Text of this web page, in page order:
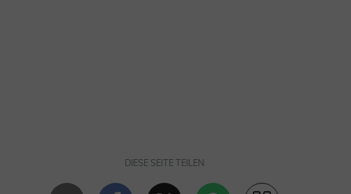
DIESE SEITE TEILEN